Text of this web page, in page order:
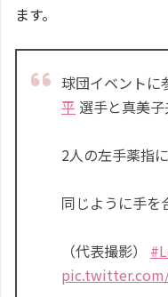
ます。
球団イベントに
平 選手と真美
2人の左手薬指
同じように手を
（代表撮影）